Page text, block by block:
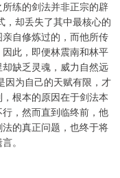
练的剑法并非正宗的辟
，却丢失了其中最核心的
自修炼过的，而他所传
此，即便林震南和林平
缺乏灵魂，威力自然远
因为自己的天赋有限，才
根本的原因在于剑法本
，然而直到临终前，他
的真正问题，也终于将
。